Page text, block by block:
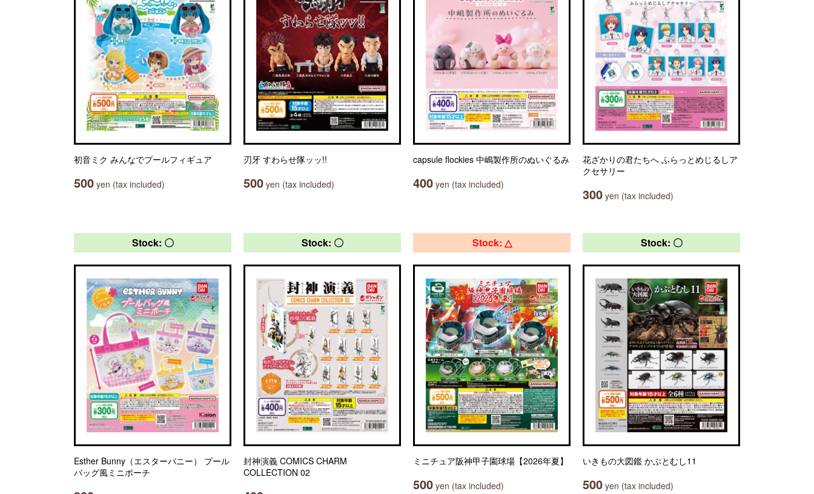
初音ミク みんなでプールフィギュア
500 yen (tax included)
刃牙 すわらせ隊ッッ!!
500 yen (tax included)
capsule flockies 中嶋製作所のぬいぐるみ
400 yen (tax included)
花ざかりの君たちへ ふらっとめじるしア
クセサリー
300 yen (tax included)
Stock: 〇
Esther Bunny（エスターバニー） プール
バッグ風ミニポーチ
Stock: 〇
封神演義 COMICS CHARM
COLLECTION 02
Stock: △
ミニチュア阪神甲子園球場【2026年夏】
500 yen (tax included)
Stock: 〇
いきもの大図鑑 かぶとむし11
500 yen (tax included)